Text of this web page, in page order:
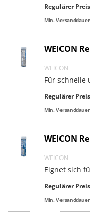
Regulärer
Min.
WEICON
WEICON
Für schnelle
Regulärer
Min.
WEICON
WEICON
Eignet sich
Regulärer
Min.